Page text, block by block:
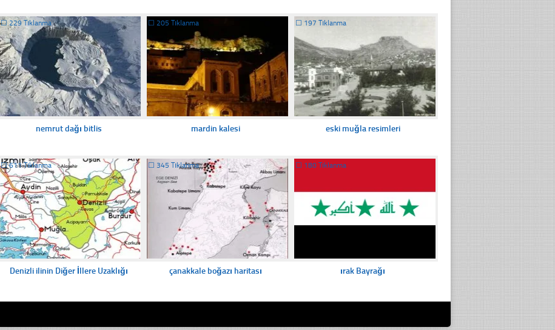
☐229 Tıklanma
nemrut dağı bitlis
☐ 205 Tıklanma
mardin kalesi
☐ 197 Tıklanma
eski muğla resimleri
☐611 Tıklanma
Denizli ilinin Diğer İllere Uzaklığı
☐ 345 Tıklanma
çanakkale boğazı haritası
☐ 180 Tıklanma
ırak Bayrağı